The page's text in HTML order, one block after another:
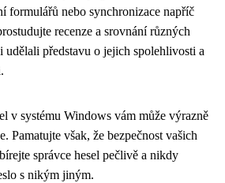
formulářů nebo synchronizace napříč
recenze a srovnání různých
udělali představu o jejich spolehlivosti a
v systému Windows vám může výrazně
Pamatujte však, že bezpečnost vašich
správce hesel pečlivě a nikdy
s nikým jiným.